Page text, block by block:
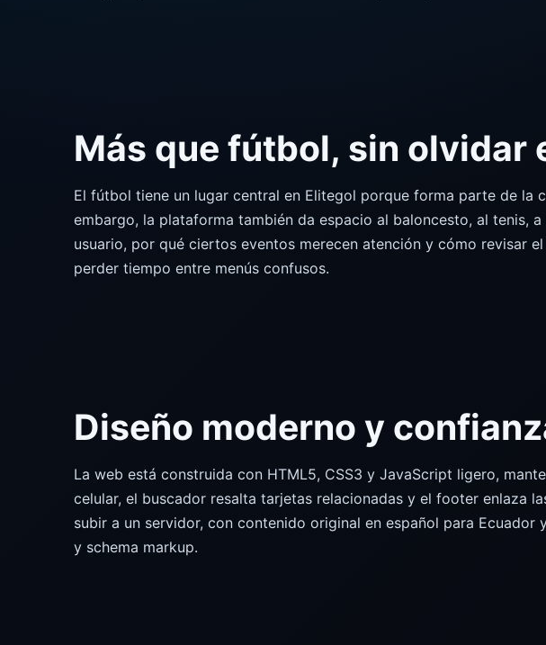
Más que fútbol, sin olvidar
El fútbol tiene un lugar central en Elitegol porque forma parte de la
embargo, la plataforma también da espacio al baloncesto, al tenis,
usuario, por qué ciertos eventos merecen atención y cómo revisar
perder tiempo entre menús confusos.
Diseño moderno y
La web está construida con HTML5, CSS3 y JavaScript ligero,
celular, el buscador resalta tarjetas relacionadas y el footer enlaza
subir a un servidor, con contenido original en español para
y schema markup.